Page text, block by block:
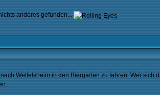
anderes gefunden...
Wettelsheim in den Biergarten zu fahren. Wer